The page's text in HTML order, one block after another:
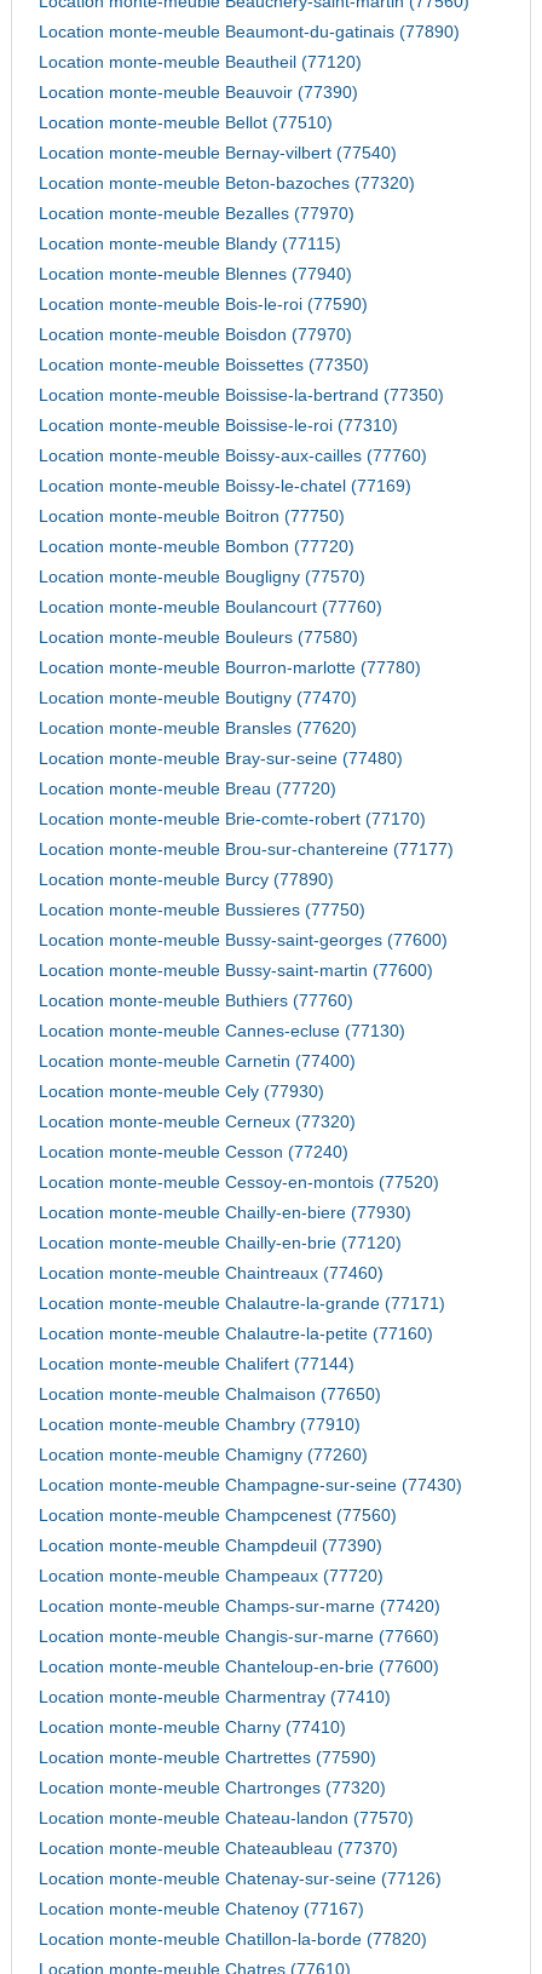
Location monte-meuble Beaumont-du-gatinais (77890)
Location monte-meuble Beautheil (77120)
Location monte-meuble Beauvoir (77390)
Location monte-meuble Bellot (77510)
Location monte-meuble Bernay-vilbert (77540)
Location monte-meuble Beton-bazoches (77320)
Location monte-meuble Bezalles (77970)
Location monte-meuble Blandy (77115)
Location monte-meuble Blennes (77940)
Location monte-meuble Bois-le-roi (77590)
Location monte-meuble Boisdon (77970)
Location monte-meuble Boissettes (77350)
Location monte-meuble Boissise-la-bertrand (77350)
Location monte-meuble Boissise-le-roi (77310)
Location monte-meuble Boissy-aux-cailles (77760)
Location monte-meuble Boissy-le-chatel (77169)
Location monte-meuble Boitron (77750)
Location monte-meuble Bombon (77720)
Location monte-meuble Bougligny (77570)
Location monte-meuble Boulancourt (77760)
Location monte-meuble Bouleurs (77580)
Location monte-meuble Bourron-marlotte (77780)
Location monte-meuble Boutigny (77470)
Location monte-meuble Bransles (77620)
Location monte-meuble Bray-sur-seine (77480)
Location monte-meuble Breau (77720)
Location monte-meuble Brie-comte-robert (77170)
Location monte-meuble Brou-sur-chantereine (77177)
Location monte-meuble Burcy (77890)
Location monte-meuble Bussieres (77750)
Location monte-meuble Bussy-saint-georges (77600)
Location monte-meuble Bussy-saint-martin (77600)
Location monte-meuble Buthiers (77760)
Location monte-meuble Cannes-ecluse (77130)
Location monte-meuble Carnetin (77400)
Location monte-meuble Cely (77930)
Location monte-meuble Cerneux (77320)
Location monte-meuble Cesson (77240)
Location monte-meuble Cessoy-en-montois (77520)
Location monte-meuble Chailly-en-biere (77930)
Location monte-meuble Chailly-en-brie (77120)
Location monte-meuble Chaintreaux (77460)
Location monte-meuble Chalautre-la-grande (77171)
Location monte-meuble Chalautre-la-petite (77160)
Location monte-meuble Chalifert (77144)
Location monte-meuble Chalmaison (77650)
Location monte-meuble Chambry (77910)
Location monte-meuble Chamigny (77260)
Location monte-meuble Champagne-sur-seine (77430)
Location monte-meuble Champcenest (77560)
Location monte-meuble Champdeuil (77390)
Location monte-meuble Champeaux (77720)
Location monte-meuble Champs-sur-marne (77420)
Location monte-meuble Changis-sur-marne (77660)
Location monte-meuble Chanteloup-en-brie (77600)
Location monte-meuble Charmentray (77410)
Location monte-meuble Charny (77410)
Location monte-meuble Chartrettes (77590)
Location monte-meuble Chartronges (77320)
Location monte-meuble Chateau-landon (77570)
Location monte-meuble Chateaubleau (77370)
Location monte-meuble Chatenay-sur-seine (77126)
Location monte-meuble Chatenoy (77167)
Location monte-meuble Chatillon-la-borde (77820)
Location monte-meuble Chatres (77610)